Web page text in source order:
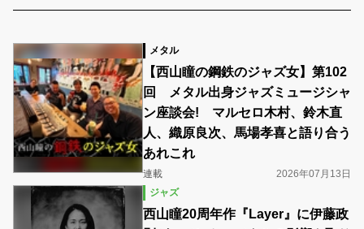
メタル
【西山瞳の鋼鉄のジャズ女】第102
回 メタル出身ジャズミュージシャ
ン座談会! マルセロ木村、鈴木直
人、織原良次、馬場孝喜と語り合う
あれこれ
連載
2026年07月13日
ジャズ
西山瞳20周年作『Layer』に伊藤政